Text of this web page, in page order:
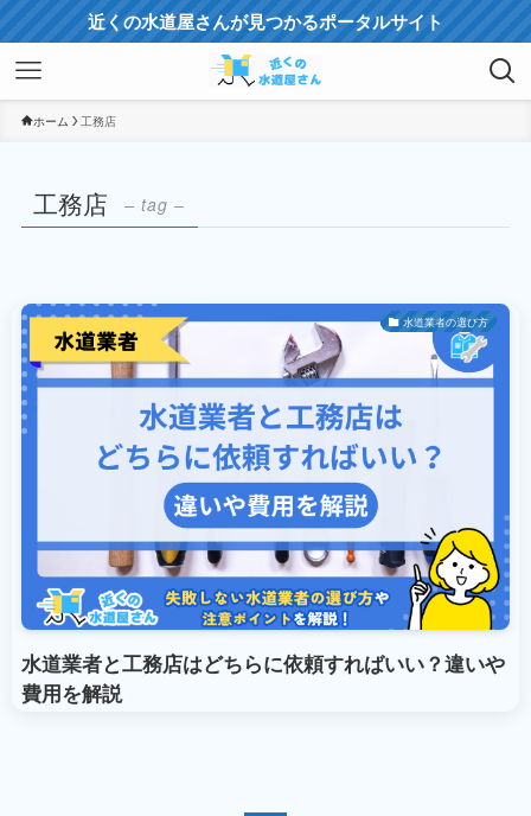
近くの水道屋さんが見つかるポータルサイト
ホーム 工務店
工務店 – tag –
水道業者の選び方
水道業者と工務店はどちらに依頼すればいい？違いや
費用を解説